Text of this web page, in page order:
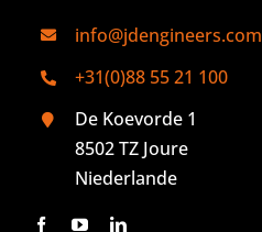
info@jdengineers.com
+31(0)88 55 21 100
De Koevorde 1
8502 TZ Joure
Niederlande